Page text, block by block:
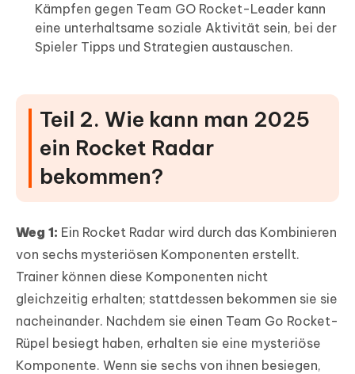
Kämpfen gegen Team GO Rocket-Leader kann
eine unterhaltsame soziale Aktivität sein, bei der
Spieler Tipps und Strategien austauschen.
Teil 2. Wie kann man 2025
ein Rocket Radar
bekommen?
Weg 1: Ein Rocket Radar wird durch das Kombinieren
von sechs mysteriösen Komponenten erstellt.
Trainer können diese Komponenten nicht
gleichzeitig erhalten; stattdessen bekommen sie sie
nacheinander. Nachdem sie einen Team Go Rocket-
Rüpel besiegt haben, erhalten sie eine mysteriöse
Komponente. Wenn sie sechs von ihnen besiegen,